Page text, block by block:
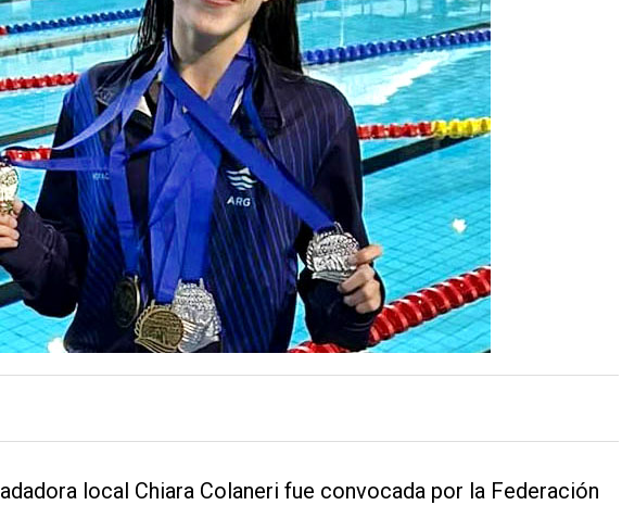
local Chiara Colaneri fue convocada por la Federación